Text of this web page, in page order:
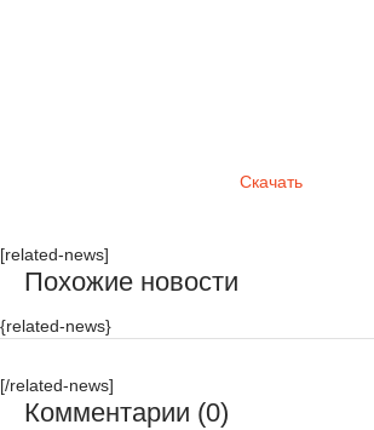
Скачать
[related-news]
Похожие новости
{related-news}
[/related-news]
Комментарии (0)